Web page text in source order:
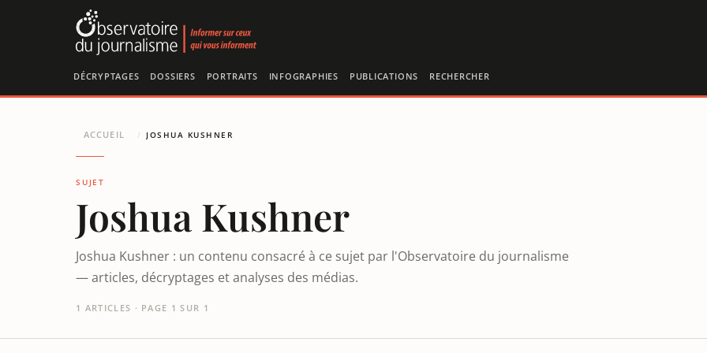
DÉCRYPTAGES DOSSIERS PORTRAITS INFOGRAPHIES PUBLICATIONS RECHERCHER
ACCUEIL / JOSHUA KUSHNER
SUJET
Joshua Kushner
Joshua Kushner : un contenu consacré à ce sujet par l'Observatoire du journalisme
— articles, décryptages et analyses des médias.
1 ARTICLES · PAGE 1 SUR 1
Panneau de gestion des cookies